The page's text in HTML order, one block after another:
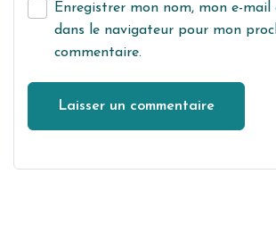
Enregistrer mon nom, mon e-
dans le navigateur pour mon
commentaire.